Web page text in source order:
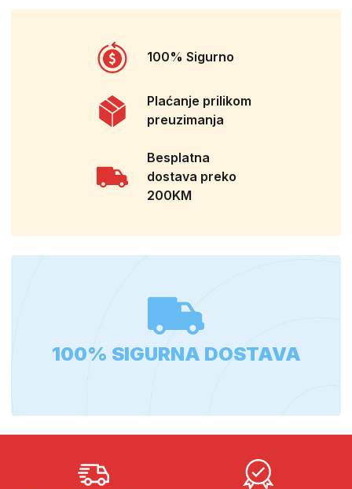
100% Sigurno
Plaćanje prilikom
preuzimanja
Besplatna
dostava preko
200KM
100% SIGURNA DOSTAVA